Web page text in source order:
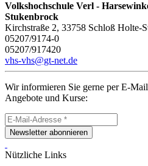
Volkshochschule Verl -
Stukenbrock
Kirchstraße 2, 33758 Schloß Holte-
05207/9174-0
05207/917420
vhs-vhs@gt-net.de
Wir informieren Sie gerne per E-
Angebote und Kurse:
Newsletter abonnieren
Nützliche Links